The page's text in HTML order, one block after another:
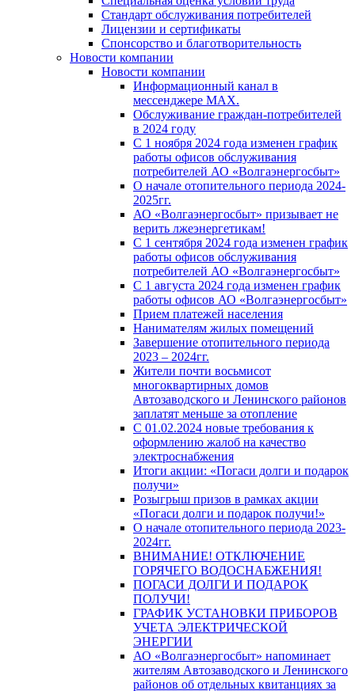
Стандарт обслуживания потребителей
Лицензии и сертификаты
Спонсорство и благотворительность
Новости компании
Новости компании
Информационный канал в
мессенджере MAX.
Обслуживание граждан-потребителей
в 2024 году
С 1 ноября 2024 года изменен график
работы офисов обслуживания
потребителей АО «Волгаэнергосбыт»
О начале отопительного периода 2024-
2025гг.
АО «Волгаэнергосбыт» призывает не
верить лжеэнергетикам!
С 1 сентября 2024 года изменен график
работы офисов обслуживания
потребителей АО «Волгаэнергосбыт»
С 1 августа 2024 года изменен график
работы офисов АО «Волгаэнергосбыт»
Прием платежей населения
Нанимателям жилых помещений
Завершение отопительного периода
2023 – 2024гг.
Жители почти восьмисот
многоквартирных домов
Автозаводского и Ленинского районов
заплатят меньше за отопление
С 01.02.2024 новые требования к
оформлению жалоб на качество
электроснабжения
Итоги акции: «Погаси долги и подарок
получи»
Розыгрыш призов в рамках акции
«Погаси долги и подарок получи!»
О начале отопительного периода 2023-
2024гг.
ВНИМАНИЕ! ОТКЛЮЧЕНИЕ
ГОРЯЧЕГО ВОДОСНАБЖЕНИЯ!
ПОГАСИ ДОЛГИ И ПОДАРОК
ПОЛУЧИ!
ГРАФИК УСТАНОВКИ ПРИБОРОВ
УЧЕТА ЭЛЕКТРИЧЕСКОЙ
ЭНЕРГИИ
АО «Волгаэнергосбыт» напоминает
жителям Автозаводского и Ленинского
районов об отдельных квитанциях за